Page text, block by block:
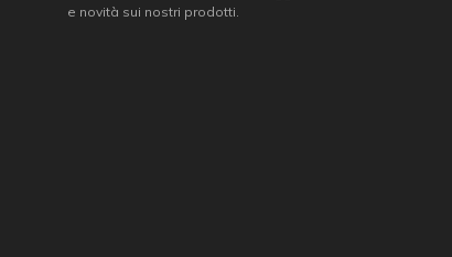
e novità sui nostri prodotti.